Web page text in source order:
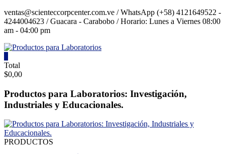
Saltar
contenido
ventas@scienteccorpcenter.com.ve / WhatsApp (+58) 4121649522 -
4244004623 / Guacara - Carabobo / Horario: Lunes a Viernes 08:00
am - 04:00 pm
Productos
para
Laboratorios
Investigación,
y
Educacionales.
Total
$0,00
Productos para Laboratorios: Investigación,
Industriales y Educacionales.
PRODUCTOS